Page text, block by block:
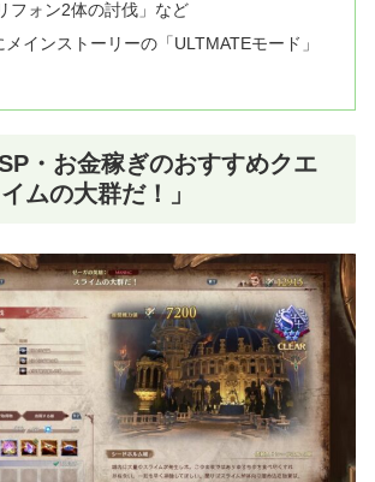
フォン2体の討伐」など
インストーリーの「ULTMATEモード」
・お金稼ぎのおすすめクエ
ムの大群だ！」